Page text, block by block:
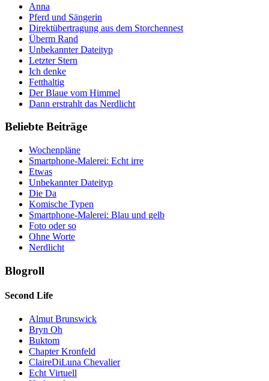
Anna
Pferd und Sängerin
Direktübertragung aus dem Storchennest
Überm Rand
Unbekannter Dateityp
Letzter Stern
Ich denke
Fetthaltig
Der Blaue vom Himmel
Dann erstrahlt das Nerdlicht
Beliebte Beiträge
Wochenpläne
Smartphone-Malerei: Echt irre
Etwas
Unbekannter Dateityp
Die Da
Komische Typen
Smartphone-Malerei: Blau und gelb
Foto oder so
Ohne Worte
Nerdlicht
Blogroll
Second Life
Almut Brunswick
Bryn Oh
Buktom
Chapter Kronfeld
ClaireDiLuna Chevalier
Echt Virtuell